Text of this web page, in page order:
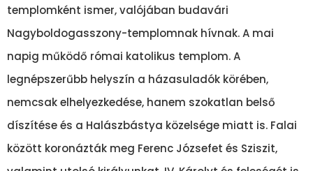
templomként ismer, valójában budavári
Nagyboldogasszony-templomnak hívnak. A mai
napig működő római katolikus templom. A
legnépszerűbb helyszín a házasuladók körében,
nemcsak elhelyezkedése, hanem szokatlan belső
díszítése és a Halászbástya közelsége miatt is. Falai
között koronázták meg Ferenc Józsefet és Sziszit,